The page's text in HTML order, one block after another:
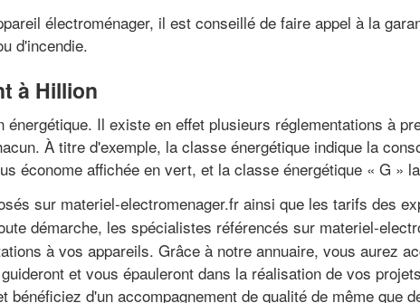
électroménager, il est conseillé de faire appel à la
d'incendie.
à Hillion
Il existe en effet plusieurs réglementations à
À titre d'exemple, la classe énergétique indique la
économe affichée en vert, et la classe énergétique « G »
sur materiel-electromenager.fr ainsi que les tarifs des
démarche, les spécialistes référencés sur materiel-
à vos appareils. Grâce à notre annuaire, vous aurez
et vous épauleront dans la réalisation de vos
d'un accompagnement de qualité de même que